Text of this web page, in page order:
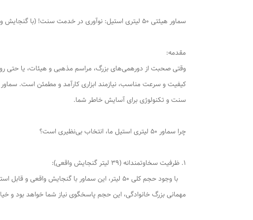
سماور هیئتی 50 لیتری استیل: نوآوری در خدمت سنت! (با گنجایش واقعی 39 لیتر)
مقدمه:
وقتی صحبت از دورهمی‌های بزرگ، مراسم مذهبی و هیئات، یا حتی
سنت و تکنولوژی برای آسایش خاطر شما.
چرا سماور 50 لیتری استیل ما، انتخاب بی‌نظیری است؟
1. ظرفیت سخاوتمندانه (39 لیتر گنجایش واقعی):
مهمانی بزرگ خانوادگی، این حجم پاسخگوی نیاز شما خواهد بود و